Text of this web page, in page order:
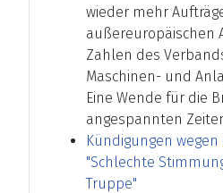
wieder mehr
außereuropäischen
Zahlen des
Maschinen- und
Eine Wende für die
angespannten
Kündigungen wegen
"Schlechte
Truppe"